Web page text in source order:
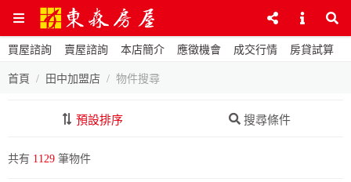
買屋諮詢 賣屋諮詢 本店簡介 應徵機會 成交行情 房貸試算
首頁 田中加盟店 物件搜尋
預設排序 搜尋條件
共有 1129 筆物件